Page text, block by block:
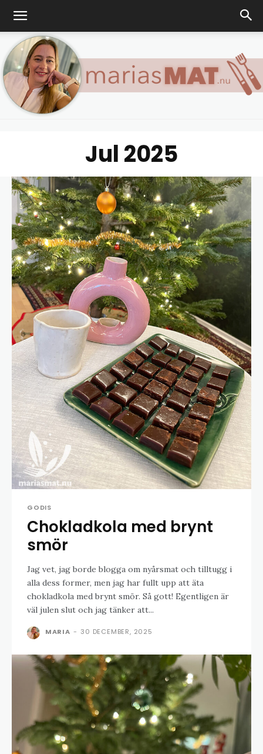
Marias
matblogg
Jul 2025
GODIS
Chokladkola med brynt
smör
Jag vet, jag borde blogga om nyårsmat och tilltugg i
alla dess former, men jag har fullt upp att äta
chokladkola med brynt smör. Så gott! Egentligen är
väl julen slut och jag tänker att...
MARIA - 30 DECEMBER, 2025